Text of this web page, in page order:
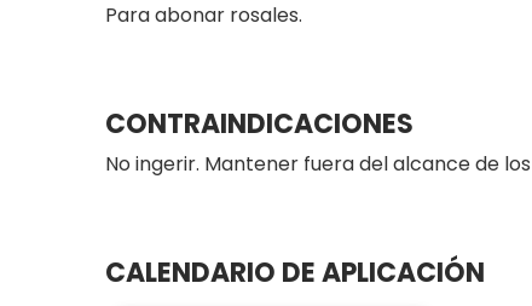
Para abonar rosales.
CONTRAINDICACIONES
No ingerir. Mantener fuera del alcance de
CALENDARIO DE APLICACIÓN